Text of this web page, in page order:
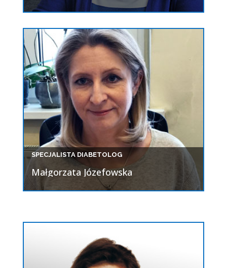
SPECJALISTA DIABETOLOG
Małgorzata Józefowska